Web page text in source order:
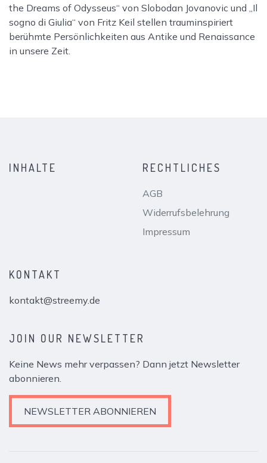
the Dreams of Odysseus“ von Slobodan Jovanovic und „Il
sogno di Giulia“ von Fritz Keil stellen trauminspiriert
berühmte Persönlichkeiten aus Antike und Renaissance
in unsere Zeit.
INHALTE RECHTLICHES
AGB
Widerrufsbelehrung
Impressum
KONTAKT
kontakt@streemy.de
JOIN OUR NEWSLETTER
Keine News mehr verpassen? Dann jetzt Newsletter
abonnieren.
NEWSLETTER ABONNIEREN